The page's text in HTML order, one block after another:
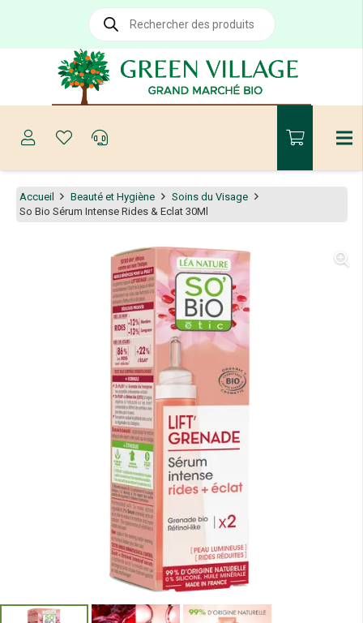
Recherche
produits
Accueil Beauté et Hygiène
Soins du Visage
So Bio Sérum Intense Rides & Eclat 30Ml